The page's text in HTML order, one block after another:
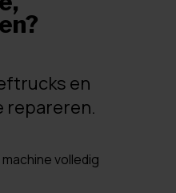
en
repareren.
volledig